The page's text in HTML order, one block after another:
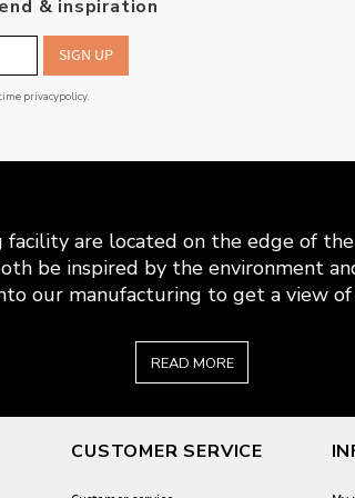
& inspiration
SIGN UP
privacypolicy.
facility are located on the edge of
be inspired by the environment
our manufacturing to get a view
READ MORE
CUSTOMER SERVICE